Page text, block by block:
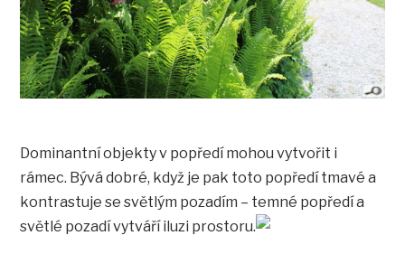
Dominantní objekty v popředí mohou vytvořit i
rámec. Bývá dobré, když je pak toto popředí tmavé a
kontrastuje se světlým pozadím – temné popředí a
světlé pozadí vytváří iluzi prostoru.